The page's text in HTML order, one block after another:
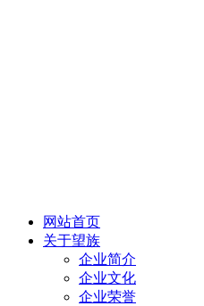
网站首页
关于望族
企业简介
企业文化
企业荣誉